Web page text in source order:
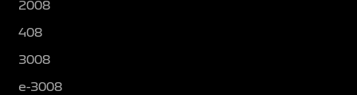
2008
408
3008
e-3008